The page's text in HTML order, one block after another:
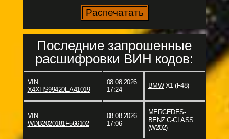
Последние запрошенные
расшифровки ВИН кодов:
VIN
X4XHS99420EA41019
08.08.2026
17:24
BMWX1 (F48)
VIN
WDB2020181F566102
08.08.2026
17:06
MERCEDES-
BENZC-CLASS
(W202)